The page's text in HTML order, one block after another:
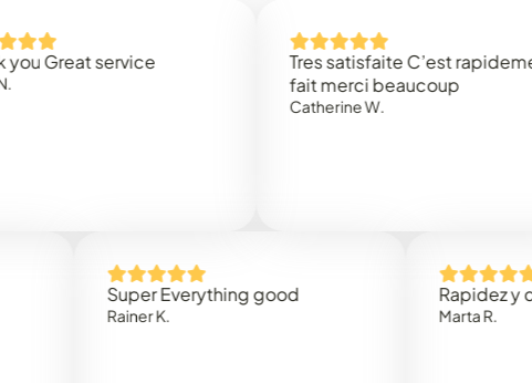
service
Tres satisfaite C’est rapidement
fait merci beaucoup
Catherine W.
Super Everything good Rapidez y claridad